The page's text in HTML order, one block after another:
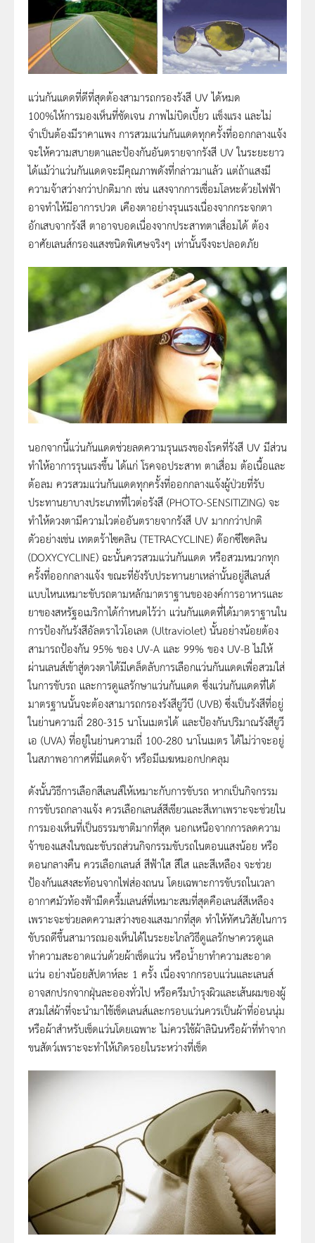
แว่นกันแดดที่ดีที่สุดต้องสามารถกรองรังสี UV ได้หมด
100%ให้การมองเห็นที่ชัดเจน ภาพไม่บิดเบี้ยว แข็งแรง และไม่
จำเป็นต้องมีราคาแพง การสวมแว่นกันแดดทุกครั้งที่ออกกลางแจ้ง
จะให้ความสบายตาและป้องกันอันตรายจากรังสี UV ในระยะยาว
ได้แม้ว่าแว่นกันแดดจะมีคุณภาพดังที่กล่าวมาแล้ว แต่ถ้าแสงมี
ความจ้าสว่างกว่าปกติมาก เช่น แสงจากการเชื่อมโลหะด้วยไฟฟ้า
อาจทำให้มีอาการปวด เคืองตาอย่างรุนแรงเนื่องจากกระจกตา
อักเสบจากรังสี ตาอาจบอดเนื่องจากประสาทตาเสื่อมได้ ต้อง
อาศัยเลนส์กรองแสงชนิดพิเศษจริงๆ เท่านั้นจึงจะปลอดภัย
นอกจากนี้แว่นกันแดดช่วยลดความรุนแรงของโรคที่รังสี UV มีส่วน
ทำให้อาการรุนแรงขึ้น ได้แก่ โรคจอประสาท ตาเสื่อม ต้อเนื้อและ
ต้อลม ควรสวมแว่นกันแดดทุกครั้งที่ออกกลางแจ้งผู้ป่วยที่รับ
ประทานยาบางประเภทที่ไวต่อรังสี (PHOTO-SENSITIZING) จะ
ทำให้ดวงตามีความไวต่ออันตรายจากรังสี UV มากกว่าปกติ
ตัวอย่างเช่น เทตตร้าไซคลิน (TETRACYCLINE) ด๊อกซีไซคลิน
(DOXYCYCLINE) ฉะนั้นควรสวมแว่นกันแดด หรือสวมหมวกทุก
ครั้งที่ออกกลางแจ้ง ขณะที่ยังรับประทานยาเหล่านั้นอยู่สีเลนส์
แบบไหนเหมาะขับรถตามหลักมาตราฐานขององค์การอาหารและ
ยาของสหรัฐอเมริกาได้กำหนดไว้ว่า แว่นกันแดดที่ได้มาตราฐานใน
การป้องกันรังสีอัลตราไวโอเลต (Ultraviolet) นั้นอย่างน้อยต้อง
สามารถป้องกัน 95% ของ UV-A และ 99% ของ UV-B ไม่ให้
ผ่านเลนส์เข้าสู่ดวงตาได้มีเคล็ดลับการเลือกแว่นกันแดดเพื่อสวมใส่
ในการขับรถ และการดูแลรักษาแว่นกันแดด ซึ่งแว่นกันแดดที่ได้
มาตรฐานนั้นจะต้องสามารถกรองรังสียูวีบี (UVB) ซึ่งเป็นรังสีที่อยู่
ในย่านความถี่ 280-315 นาโนเมตรได้ และป้องกันปริมาณรังสียูวี
เอ (UVA) ที่อยู่ในย่านความถี่ 100-280 นาโนเมตร ได้ไม่ว่าจะอยู่
ในสภาพอากาศที่มีแดดจ้า หรือมีเมฆหมอกปกคลุม
ดังนั้นวิธีการเลือกสีเลนส์ให้เหมาะกับการขับรถ หากเป็นกิจกรรม
การขับรถกลางแจ้ง ควรเลือกเลนส์สีเขียวและสีเทาเพราะจะช่วยใน
การมองเห็นที่เป็นธรรมชาติมากที่สุด นอกเหนือจากการลดความ
จ้าของแสงในขณะขับรถส่วนกิจกรรมขับรถในตอนแสงน้อย หรือ
ตอนกลางคืน ควรเลือกเลนส์ สีฟ้าใส สีใส และสีเหลือง จะช่วย
ป้องกันแสงสะท้อนจากไฟส่องถนน โดยเฉพาะการขับรถในเวลา
อากาศมัวท้องฟ้ามืดครึ้มเลนส์ที่เหมาะสมที่สุดคือเลนส์สีเหลือง
เพราะจะช่วยลดความสว่างของแสงมากที่สุด ทำให้ทัศนวิสัยในการ
ขับรถดีขึ้นสามารถมองเห็นได้ในระยะไกลวิธีดูแลรักษาควรดูแล
ทำความสะอาดแว่นด้วยผ้าเช็ดแว่น หรือน้ำยาทำความสะอาด
แว่น อย่างน้อยสัปดาห์ละ 1 ครั้ง เนื่องจากกรอบแว่นและเลนส์
อาจสกปรกจากฝุ่นละอองทั่วไป หรือครีมบำรุงผิวและเส้นผมของผู้
สวมใส่ผ้าที่จะนำมาใช้เช็ดเลนส์และกรอบแว่นควรเป็นผ้าที่อ่อนนุ่ม
หรือผ้าสำหรับเช็ดแว่นโดยเฉพาะ ไม่ควรใช้ผ้าลินินหรือผ้าที่ทำจาก
ขนสัตว์เพราะจะทำให้เกิดรอยในระหว่างที่เช็ด